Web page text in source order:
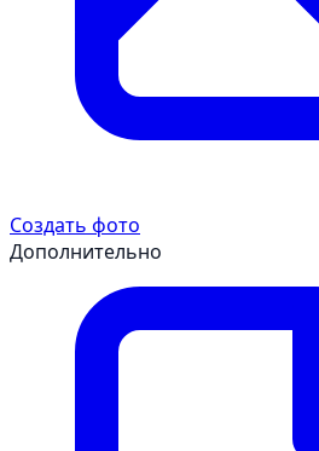
Создать фото
Дополнительно